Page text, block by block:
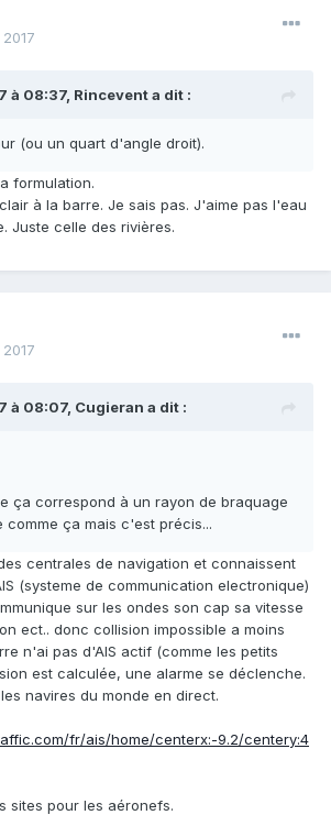
à 08:37, Rinceventa dit :
(ou un quart d'angle droit).
formulation.
à la barre. Je sais pas. J'aime pas l'eau
Juste celle des rivières.
à 08:07, Cugieran a dit :
ça correspond à un rayon de braquage
comme ça mais c'est précis...
centrales de navigation et connaissent
(systeme de communication electronique)
sur les ondes son cap sa vitesse
ect.. donc collision impossible a moins
n'ai pas d'AIS actif (comme les petits
est calculée, une alarme se déclenche.
navires du monde en direct.
fr/ais/home/centerx:-9.2/centery:4
sites pour les aéronefs.